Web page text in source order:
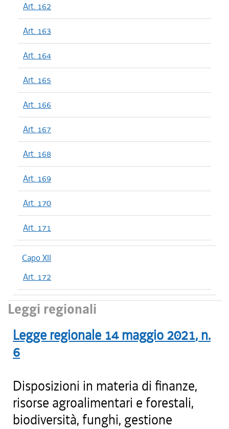
Art. 162
Art. 163
Art. 164
Art. 165
Art. 166
Art. 167
Art. 168
Art. 169
Art. 170
Art. 171
Capo XII
Art. 172
Leggi regionali
Legge regionale 14 maggio 2021, n.
6
Disposizioni in materia di finanze,
risorse agroalimentari e forestali,
biodiversità, funghi, gestione